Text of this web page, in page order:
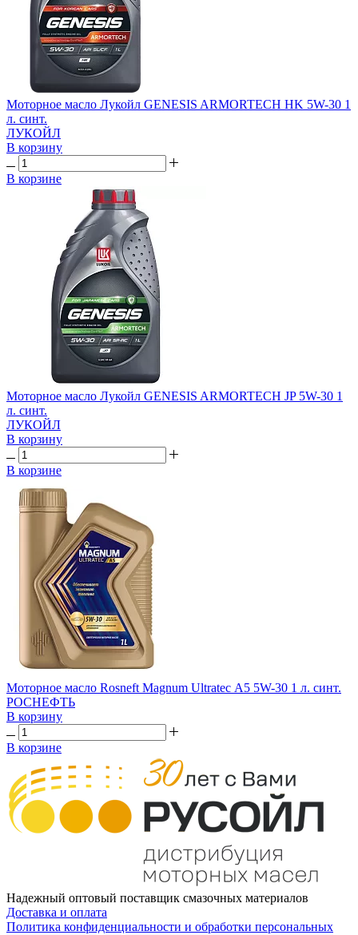
Моторное масло Лукойл GENESIS ARMORTECH HK 5W-30 1
л. синт.
ЛУКОЙЛ
В корзину
В корзине
Моторное масло Лукойл GENESIS ARMORTECH JP 5W-30 1
л. синт.
ЛУКОЙЛ
В корзину
В корзине
Моторное масло Rosneft Magnum Ultratec А5 5W-30 1 л. синт.
РОСНЕФТЬ
В корзину
В корзине
Надежный оптовый поставщик смазочных материалов
Доставка и оплата
Политика конфиденциальности и обработки персональных